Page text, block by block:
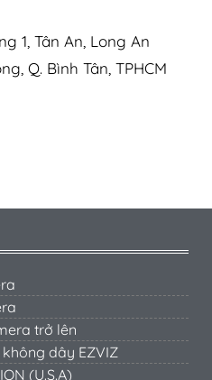
1, Tân An, Long An
Q. Bình Tân, TPHCM
trở lên
dây EZVIZ
(U.S.A)